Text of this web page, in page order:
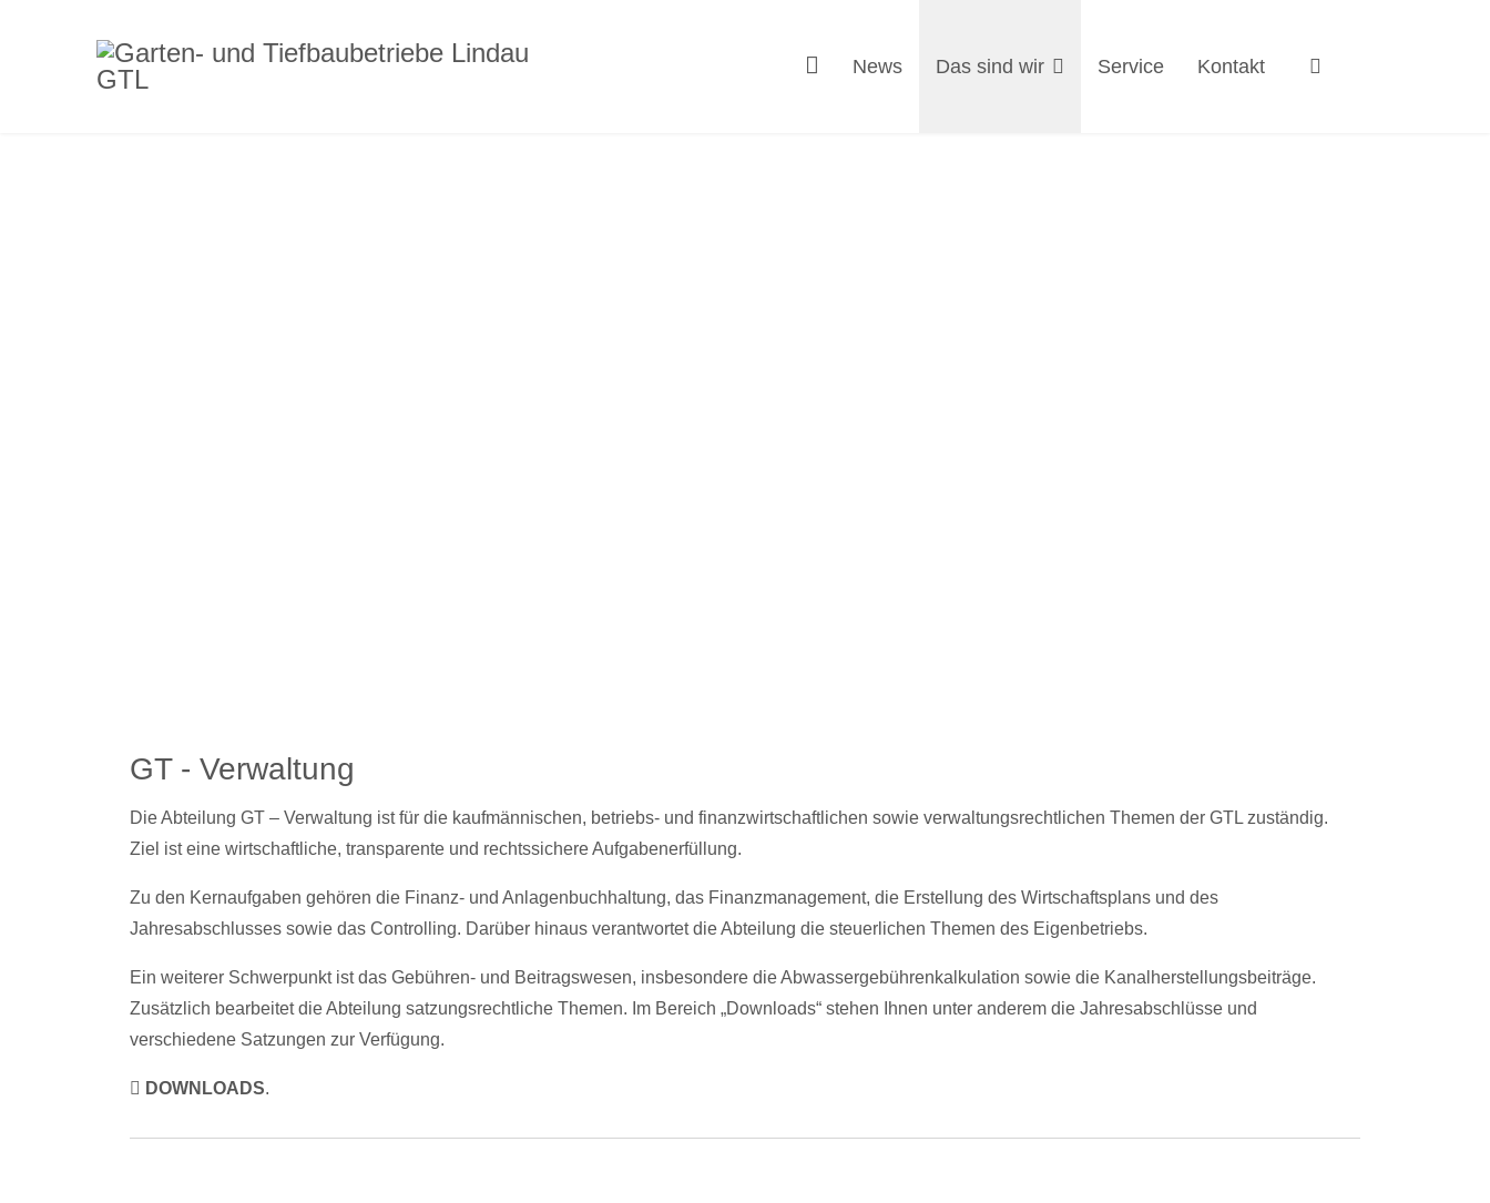
News Das sind wir Service Kontakt
GT - Verwaltung
Die Abteilung GT – Verwaltung ist für die kaufmännischen, betriebs- und finanzwirtschaftlichen sowie verwaltungsrechtlichen Themen der GTL zuständig.
Ziel ist eine wirtschaftliche, transparente und rechtssichere Aufgabenerfüllung.
Zu den Kernaufgaben gehören die Finanz- und Anlagenbuchhaltung, das Finanzmanagement, die Erstellung des Wirtschaftsplans und des
Jahresabschlusses sowie das Controlling. Darüber hinaus verantwortet die Abteilung die steuerlichen Themen des Eigenbetriebs.
Ein weiterer Schwerpunkt ist das Gebühren- und Beitragswesen, insbesondere die Abwassergebührenkalkulation sowie die Kanalherstellungsbeiträge.
Zusätzlich bearbeitet die Abteilung satzungsrechtliche Themen. Im Bereich „Downloads“ stehen Ihnen unter anderem die Jahresabschlüsse und
verschiedene Satzungen zur Verfügung.
DOWNLOADS.